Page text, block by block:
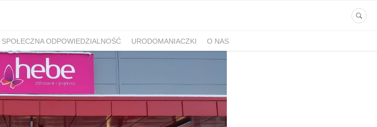
SPOŁECZNA ODPOWIEDZIALNOŚĆ URODOMANIACZKI O NAS